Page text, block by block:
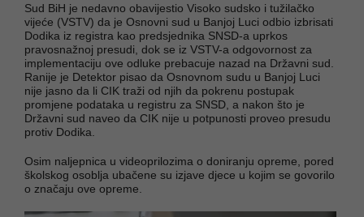
Sud BiH je nedavno obavijestio Visoko sudsko i tužilačko
vijeće (VSTV) da je Osnovni sud u Banjoj Luci odbio izbrisati
Dodika iz registra kao predsjednika SNSD-a uprkos
pravosnažnoj presudi, dok se iz VSTV-a odgovornost za
implementaciju ove odluke prebacuje nazad na Državni sud.
Ranije je Detektor pisao da Osnovnom sudu u Banjoj Luci
nije jasno da li CIK traži od njih da pokrenu postupak
promjene podataka u registru za SNSD, a nakon što je
Državni sud naveo da CIK nije u potpunosti proveo presudu
protiv Dodika.
Osim naljepnica u videoprilozima o doniranju opreme, pored
školskog osoblja ubačene su izjave djece u kojim se govorilo
o značaju ove opreme.